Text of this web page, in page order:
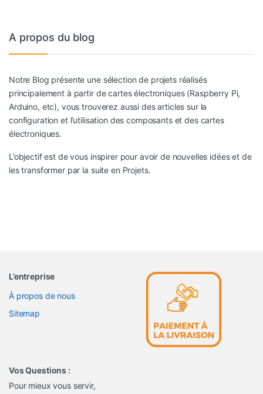
A propos du blog
Notre Blog présente une sélection de projets réalisés
principalement à partir de cartes électroniques (Raspberry Pi,
Arduino, etc), vous trouverez aussi des articles sur la
configuration et l’utilisation des composants et des cartes
électroniques.
L’objectif est de vous inspirer pour avoir de nouvelles idées et de
les transformer par la suite en Projets.
L’entreprise
À propos de nous
Sitemap
Vos Questions :
Pour mieux vous servir,